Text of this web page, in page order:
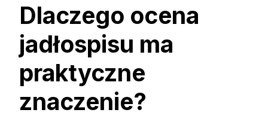
Dlaczego ocena
jadłospisu ma
praktyczne
znaczenie?